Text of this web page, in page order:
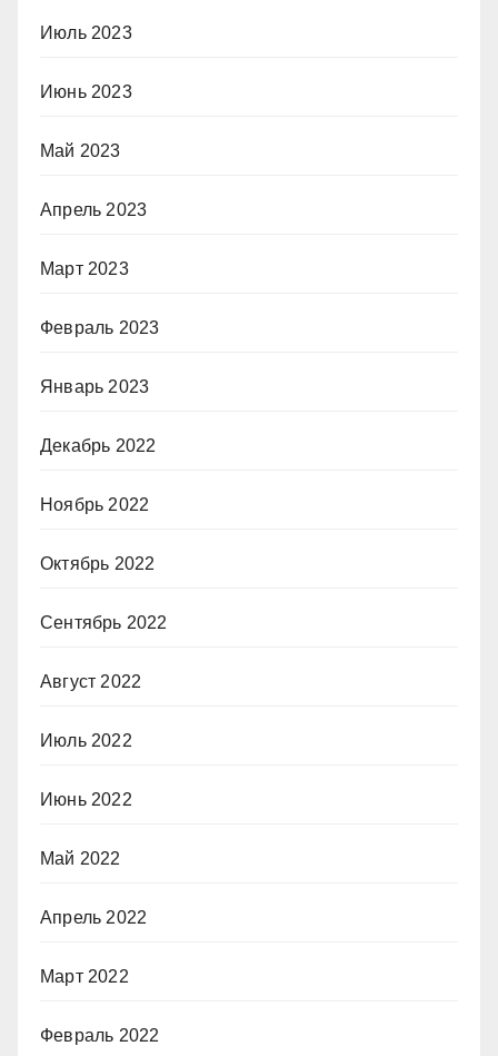
Июль 2023
Июнь 2023
Май 2023
Апрель 2023
Март 2023
Февраль 2023
Январь 2023
Декабрь 2022
Ноябрь 2022
Октябрь 2022
Сентябрь 2022
Август 2022
Июль 2022
Июнь 2022
Май 2022
Апрель 2022
Март 2022
Февраль 2022